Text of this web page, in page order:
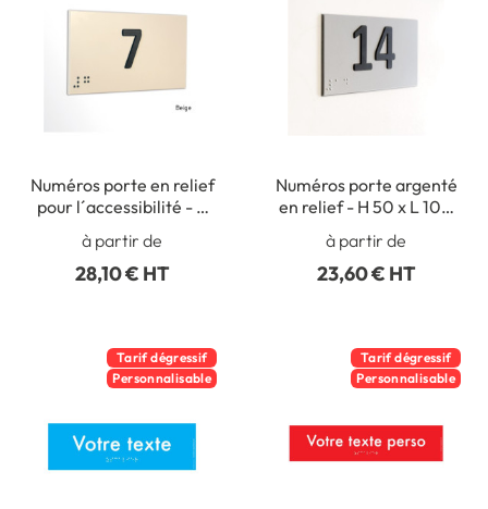
Numéros porte en relief
pour l´accessibilité - H
à partir de
28,10 € HT
Numéros porte argenté
en relief - H 50 x L 100
à partir de
23,60 € HT
Tarif dégressif
Personnalisable
Tarif dégressif
Personnalisable